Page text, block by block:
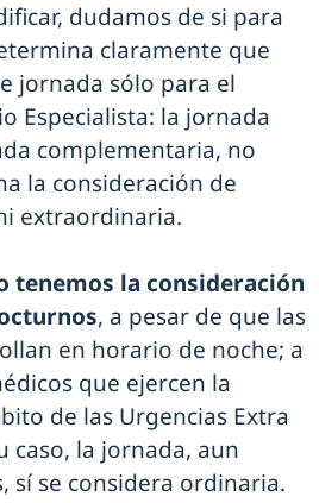
dudamos de si para
claramente que
jornada sólo para el
Especialista: la jornada
complementaria, no
la consideración de
extraordinaria.
tenemos la consideración
, a pesar de que las
en horario de noche; a
que ejercen la
de las Urgencias Extra
caso, la jornada, aun
sí se considera ordinaria.